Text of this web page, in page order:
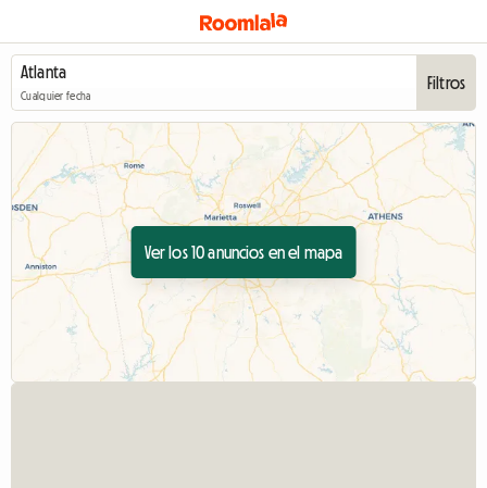
Cualquier fecha
Filtros
Ver los 10 anuncios en el mapa